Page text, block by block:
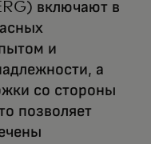
включают в
и
а
со стороны
позволяет